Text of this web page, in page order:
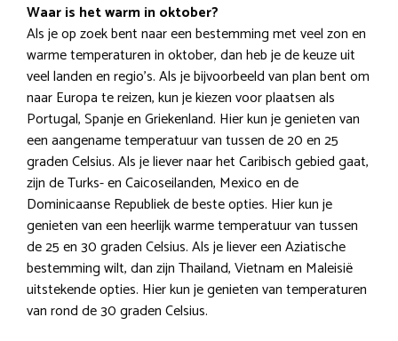
Waar is het warm in oktober?
Als je op zoek bent naar een bestemming met veel zon en
warme temperaturen in oktober, dan heb je de keuze uit
veel landen en regio’s. Als je bijvoorbeeld van plan bent om
naar Europa te reizen, kun je kiezen voor plaatsen als
Portugal, Spanje en Griekenland. Hier kun je genieten van
een aangename temperatuur van tussen de 20 en 25
graden Celsius. Als je liever naar het Caribisch gebied gaat,
zijn de Turks- en Caicoseilanden, Mexico en de
Dominicaanse Republiek de beste opties. Hier kun je
genieten van een heerlijk warme temperatuur van tussen
de 25 en 30 graden Celsius. Als je liever een Aziatische
bestemming wilt, dan zijn Thailand, Vietnam en Maleisië
uitstekende opties. Hier kun je genieten van temperaturen
van rond de 30 graden Celsius.